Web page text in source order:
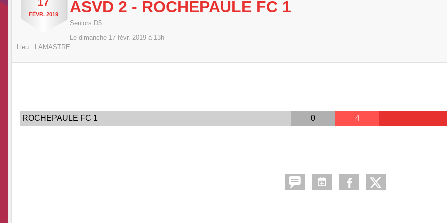
FÉVR. 2019 ASVD 2 - ROCHEPAULE FC 1
Seniors D5
Le dimanche 17 févr. 2019 à 13h
Lieu : LAMASTRE
ROCHEPAULE FC 1 0 4